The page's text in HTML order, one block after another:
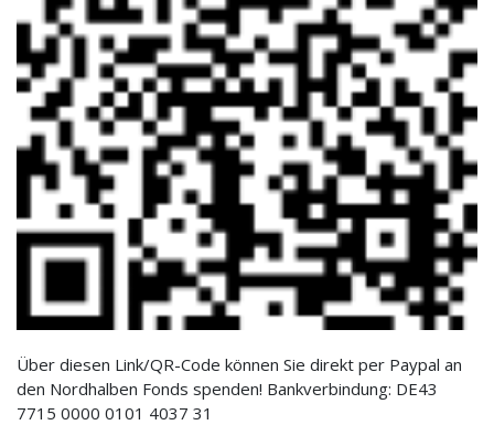
Über diesen Link/QR-Code können Sie direkt per Paypal an
den Nordhalben Fonds spenden! Bankverbindung: DE43
7715 0000 0101 4037 31